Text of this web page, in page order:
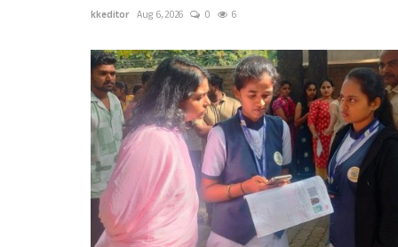
kkeditor Aug 6, 2026 0 6